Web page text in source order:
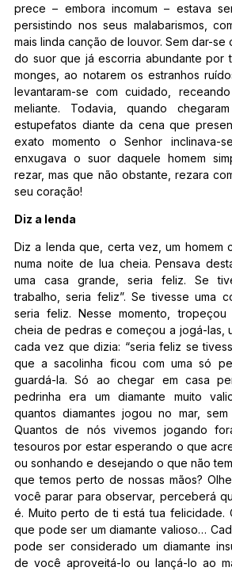
prece – embora incomum – estava
persistindo nos seus malabarismos,
mais linda canção de louvor. Sem dar-se
do suor que já escorria abundante por
monges, ao notarem os estranhos
levantaram-se com cuidado,
meliante. Todavia, quando
estupefatos diante da cena que
exato momento o Senhor inclinava-
enxugava o suor daquele homem
rezar, mas que não obstante, rezara
seu coração!
Diz a lenda
Diz a lenda que, certa vez, um homem
numa noite de lua cheia. Pensava
uma casa grande, seria feliz. Se
trabalho, seria feliz”. Se tivesse uma
seria feliz. Nesse momento, tropeçou
cheia de pedras e começou a jogá-las,
cada vez que dizia: “seria feliz se
que a sacolinha ficou com uma só
guardá-la. Só ao chegar em casa
pedrinha era um diamante muito
quantos diamantes jogou no mar,
Quantos de nós vivemos jogando
tesouros por estar esperando o que
ou sonhando e desejando o que não
que temos perto de nossas mãos?
você parar para observar, perceberá
é. Muito perto de ti está tua felicidade.
que pode ser um diamante valioso…
pode ser considerado um diamante
de você aproveitá-lo ou lançá-lo ao